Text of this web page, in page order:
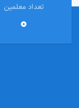
تعداد معلمین
0